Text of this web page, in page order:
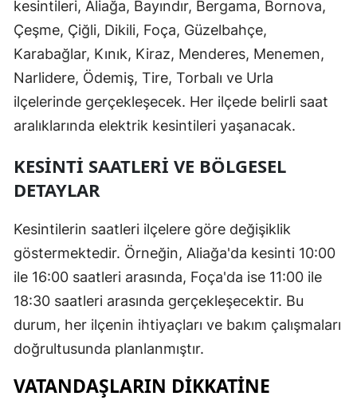
Giresun
Gümüşhane
Hakkari
İstanbul
Kars
kesintileri, Aliağa, Bayındır, Bergama, Bornova,
Çeşme, Çiğli, Dikili, Foça, Güzelbahçe,
Karabağlar, Kınık, Kiraz, Menderes, Menemen,
Narlidere, Ödemiş, Tire, Torbalı ve Urla
ilçelerinde gerçekleşecek. Her ilçede belirli saat
aralıklarında elektrik kesintileri yaşanacak.
KESINTI SAATLERI VE BÖLGESEL
DETAYLAR
Kesintilerin saatleri ilçelere göre değişiklik
göstermektedir. Örneğin, Aliağa'da kesinti 10:00
ile 16:00 saatleri arasında, Foça'da ise 11:00 ile
18:30 saatleri arasında gerçekleşecektir. Bu
durum, her ilçenin ihtiyaçları ve bakım çalışmaları
doğrultusunda planlanmıştır.
VATANDAŞLARIN DIKKATINE